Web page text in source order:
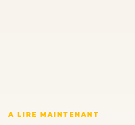
A LIRE MAINTENANT